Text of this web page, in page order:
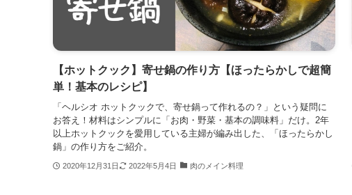
【ホットクック】寄せ鍋の作り方【ほったらかしで超簡
単！基本のレシピ】
「ヘルシオ ホットクックで、寄せ鍋って作れるの？」という疑問に
お答え！材料はシンプルに「お肉・野菜・基本の調味料」だけ。2年
以上ホットクックを愛用している主婦が編み出した、「ほったらかし
鍋」の作り方をご紹介。
2020年12月31日 2022年5月4日 肉のメイン料理